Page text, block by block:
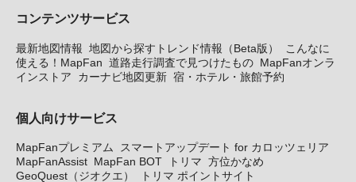
コンテンツサービス
最新地図情報 地図から探すトレンド情報（Beta版）
こんなに
使える！MapFan 道路走行調査で見つけたもの MapFanオンラ
インストア
カーナビ地図更新 宿・ホテル・旅館予約
個人向けサービス
MapFanプレミアム
スマートアップデート for カロッツェリア
MapFanAssist MapFan BOT トリマ 方位かなめ
GeoQuest（ジオクエ）
トリマ ポイントサイト